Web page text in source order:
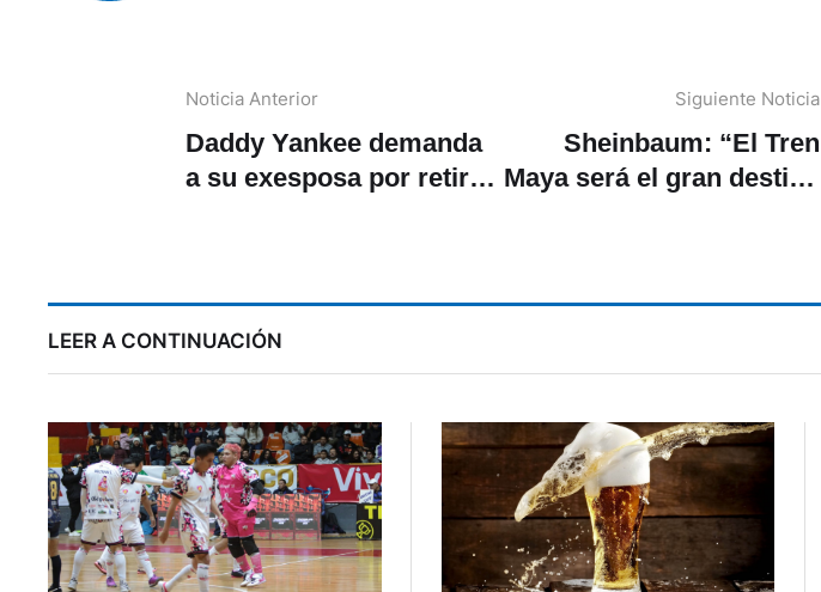
Noticia Anterior
Daddy Yankee demanda
a su exesposa por retiros
Siguiente Noticia
Sheinbaum: “El Tren
Maya será el gran destino
LEER A CONTINUACIÓN